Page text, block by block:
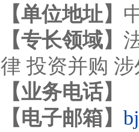
【单位地址】
【专长领域】
律 投资并购
【业务电话】
【电子邮箱】